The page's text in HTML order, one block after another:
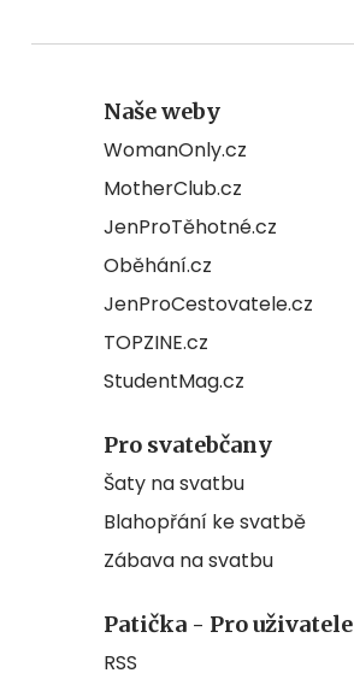
Naše weby
WomanOnly.cz
MotherClub.cz
JenProTěhotné.cz
Oběhání.cz
JenProCestovatele.cz
TOPZINE.cz
StudentMag.cz
Pro svatebčany
Šaty na svatbu
Blahopřání ke svatbě
Zábava na svatbu
Patička - Pro uživatele
RSS